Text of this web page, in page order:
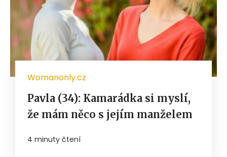
Womanonly.cz
Pavla (34): Kamarádka si myslí,
že mám něco s jejím manželem
4 minuty čtení